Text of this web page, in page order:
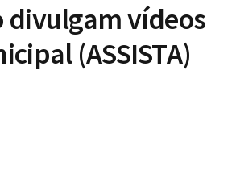
divulgam vídeos
(ASSISTA)